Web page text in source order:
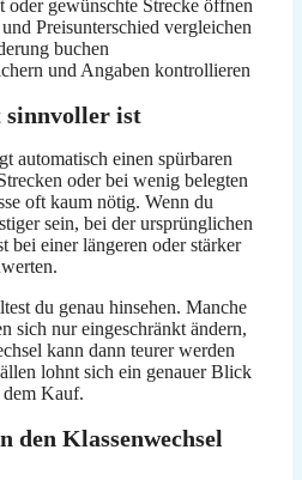
oder gewünschte Strecke öffnen
Preisunterschied vergleichen
buchen
und Angaben kontrollieren
sinnvoller ist
automatisch einen spürbaren
oder bei wenig belegten
oft kaum nötig. Wenn du
sein, bei der ursprünglichen
bei einer längeren oder stärker
du genau hinsehen. Manche
sich nur eingeschränkt ändern,
kann dann teurer werden
lohnt sich ein genauer Blick
Kauf.
den Klassenwechsel